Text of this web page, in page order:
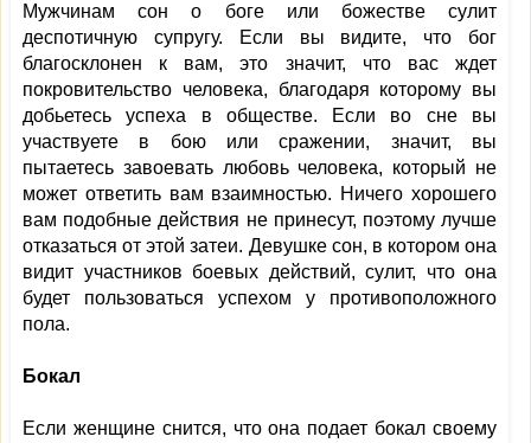
Мужчинам сон о боге или божестве сулит
деспотичную супругу. Если вы видите, что бог
благосклонен к вам, это значит, что вас ждет
покровительство человека, благодаря которому вы
добьетесь успеха в обществе. Если во сне вы
участвуете в бою или сражении, значит, вы
пытаетесь завоевать любовь человека, который не
может ответить вам взаимностью. Ничего хорошего
вам подобные действия не принесут, поэтому лучше
отказаться от этой затеи. Девушке сон, в котором она
видит участников боевых действий, сулит, что она
будет пользоваться успехом у противоположного
пола.
Бокал
Если женщине снится, что она подает бокал своему